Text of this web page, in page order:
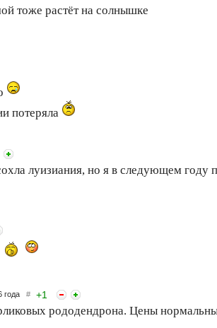
тоже растёт на солнышке
потеряла
луизиания, но я в следующем году
года # +1
рододендрона. Цены